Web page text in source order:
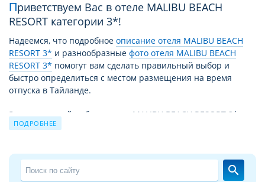
Приветствуем Вас в отеле MALIBU BEACH
RESORT категории 3*!
Надеемся, что подробное описание отеля MALIBU BEACH
RESORT 3* и разнообразные фото отеля MALIBU BEACH
RESORT 3* помогут вам сделать правильный выбор и
быстро определиться с местом размещения на время
отпуска в Тайланде.
За время своей работы отель MALIBU BEACH RESORT 3*
принял уже немало отдыхающих. Причиной этому не
для отдыха, но и выгодное для туристов сочетание цены –
качества. Благодаря этому путевка в MALIBU BEACH RESORT
3* из года в год продолжает пользоваться спросом.
ПОДРОБНЕЕ
search